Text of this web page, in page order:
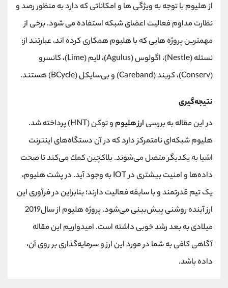
از هلیوم با توجه به ویژگی ها و امکاناتی که دارد به منظور رصد و
نظارت مداوم فعالیت اعضای شبکه استفاده می شود. برخی از
مهمترین پروژه هایی که با هلیوم همکاری کرده اند، عبارتند از:
نستله (Nestle)، اگولوس (Agulus)، لایم (Lime)، کانسرو
(Conserv)، کربند (Careband) و بی‌سایکل (BCycle) هستند.
نتيجه‌گيری
در اين مقاله به بررسیارز هليوم
و توكن (HNT) پرداخته شد.
هليوم شبكه‌ای نامتمركز دارد كه در آن دستگاه‌های اينترنت
اشيا به يكديگر متصل می‌شوند. بلاكچين كمك می‌كند تا صحت
داده‌ها و امنيت بيشتری در IOT به وجود آيد. در پشت هليوم،
یک تيم قدرتمند و با سابقه فعاليت دارند؛ بنابراين در فرآوری اين
ارز آينده روشنی پیش‌بینی می‌شود. پروژه هليوم از سال2019
ميلادی به بعد رشد خوبی داشته است. اميدواريم اين مقاله
آگاهی کافی به شما در مورد اين ارز و سرمايه‌گذاری بر روی آن،
داده باشد.